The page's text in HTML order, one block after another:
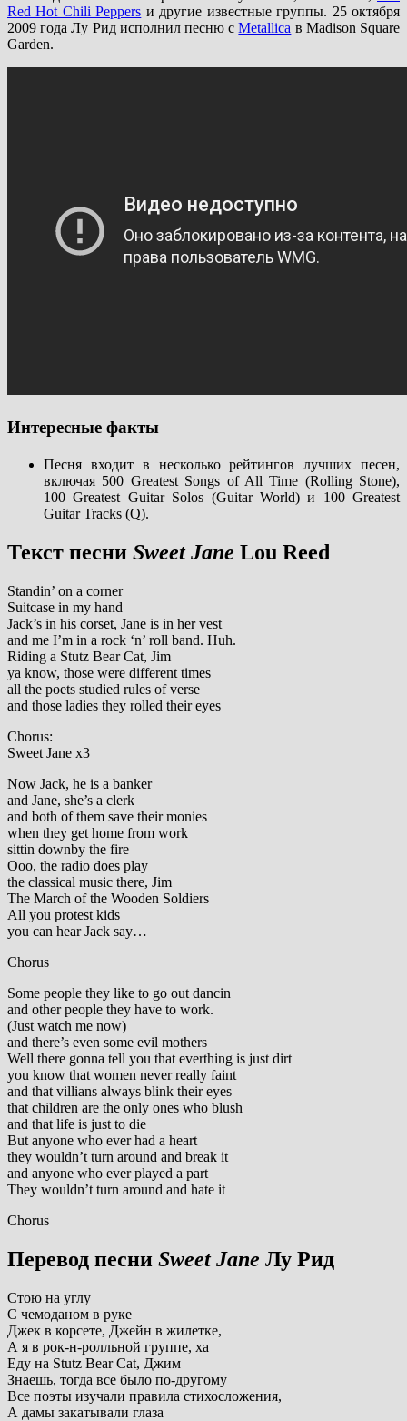
Red Hot Chili Peppers и другие известные группы. 25 октября
2009 года Лу Рид исполнил песню сMetallica в Madison Square
Garden.
Интересные факты
Песня входит в несколько рейтингов лучших песен,
включая 500 Greatest Songs of All Time (Rolling Stone),
100 Greatest Guitar Solos (Guitar World) и 100 Greatest
Guitar Tracks (Q).
Текст песни Sweet Jane Lou Reed
Standin’ on a corner
Suitcase in my hand
Jack’s in his corset, Jane is in her vest
and me I’m in a rock ‘n’ roll band. Huh.
Riding a Stutz Bear Cat, Jim
ya know, those were different times
all the poets studied rules of verse
and those ladies they rolled their eyes
Chorus:
Sweet Jane x3
Now Jack, he is a banker
and Jane, she’s a clerk
and both of them save their monies
when they get home from work
sittin downby the fire
Ooo, the radio does play
the classical music there, Jim
The March of the Wooden Soldiers
All you protest kids
you can hear Jack say…
Chorus
Some people they like to go out dancin
and other people they have to work.
(Just watch me now)
and there’s even some evil mothers
Well there gonna tell you that everthing is just dirt
you know that women never really faint
and that villians always blink their eyes
that children are the only ones who blush
and that life is just to die
But anyone who ever had a heart
they wouldn’t turn around and break it
and anyone who ever played a part
They wouldn’t turn around and hate it
Chorus
Перевод песни Sweet Jane Лу Рид
Стою на углу
С чемоданом в руке
Джек в корсете, Джейн в жилетке,
А я в рок-н-ролльной группе, ха
Еду на Stutz Bear Cat, Джим
Знаешь, тогда все было по-другому
Все поэты изучали правила стихосложения,
А дамы закатывали глаза